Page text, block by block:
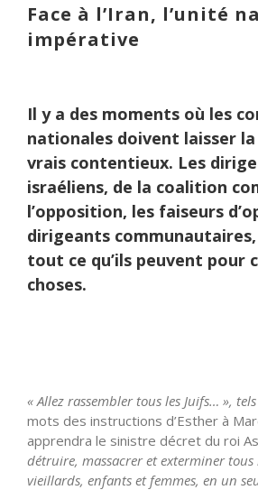
Face à l’Iran, l’unité
impérative
Il y a des moments où les
nationales doivent laisser la
vrais contentieux. Les
israéliens, de la coalition
l’opposition, les faiseurs
dirigeants
tout ce qu’ils peuvent pour
choses.
« Allez rassembler tous les Juifs… »,
mots des instructions d’Esther à
apprendra le sinistre décret du roi
détruire, massacrer et exterminer tous
vieillards, enfants et femmes, en un